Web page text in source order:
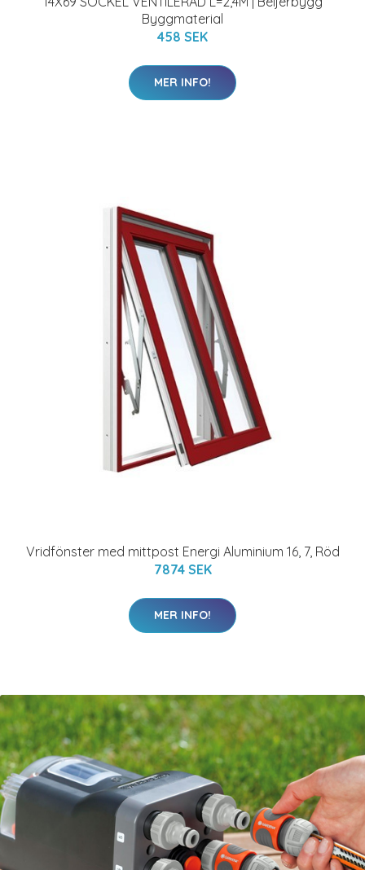
Byggmaterial
458 SEK
MER INFO!
Vridfönster med mittpost Energi Aluminium 16, 7, Röd
7874 SEK
MER INFO!